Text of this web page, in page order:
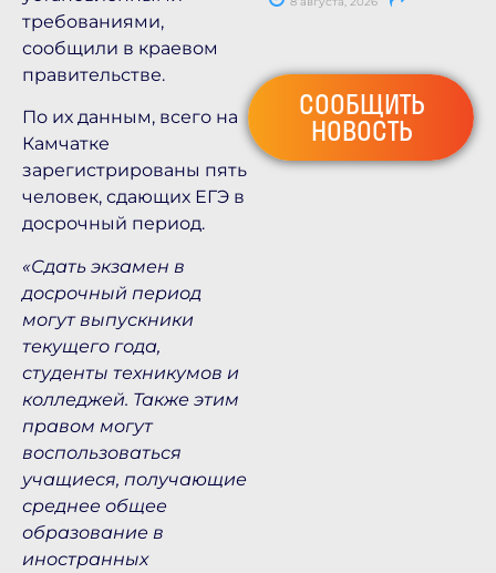
требованиями,
сообщили в краевом
правительстве.
По их данным, всего на
Камчатке
зарегистрированы пять
человек, сдающих ЕГЭ в
досрочный период.
«Сдать экзамен в
досрочный период
могут выпускники
текущего года,
студенты техникумов и
колледжей. Также этим
правом могут
воспользоваться
учащиеся, получающие
среднее общее
образование в
иностранных
СООБЩИТЬ
НОВОСТЬ